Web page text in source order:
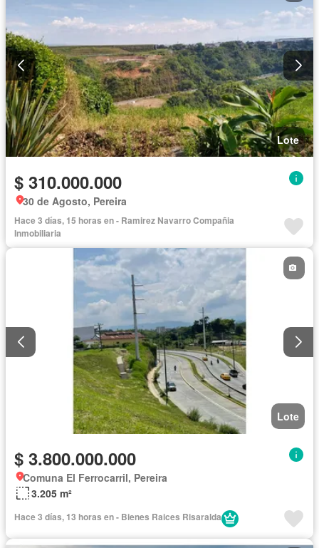
Lote
$ 310.000.000
30 de Agosto, Pereira
Hace 3 días, 15 horas en - Ramirez Navarro Compañia
Inmobiliaria
Lote
$ 3.800.000.000
Comuna El Ferrocarril, Pereira
3.205 m²
Hace 3 días, 13 horas en - Bienes Raices Risaralda